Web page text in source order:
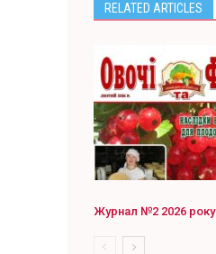
RELATED ARTICLES
Журнал №2 2026 року